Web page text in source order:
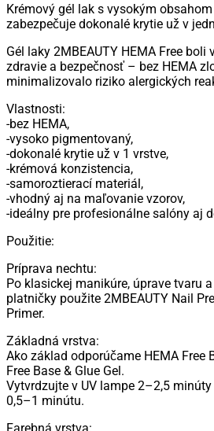
5ml
Krémový gél lak s vysokým
zabezpečuje dokonalé krytie už v
Gél laky 2MBEAUTY HEMA Free
zdravie a bezpečnosť – bez HEMA
minimalizovalo riziko alergických
Vlastnosti:
-bez HEMA,
-vysoko pigmentovaný,
-dokonalé krytie už v 1 vrstve,
-krémová konzistencia,
-samoroztierací materiál,
-vhodný aj na maľovanie vzorov,
-ideálny pre profesionálne salóny aj
Použitie:
Príprava nechtu:
Po klasickej manikúre, úprave tvaru
platničky použite 2MBEAUTY Nail
Primer.
Základná vrstva:
Ako základ odporúčame HEMA Free
Free Base & Glue Gel.
Vytvrdzujte v UV lampe 2–2,5
0,5–1 minútu.